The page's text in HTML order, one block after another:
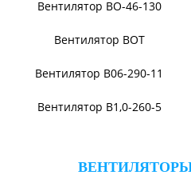
Вентилятор ВЦП